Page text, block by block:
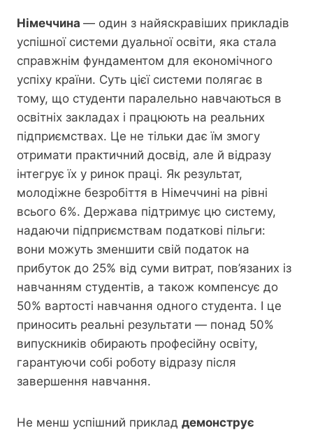
Німеччина — один з найяскравіших прикладів
успішної системи дуальної освіти, яка стала
справжнім фундаментом для економічного
успіху країни. Суть цієї системи полягає в
тому, що студенти паралельно навчаються в
освітніх закладах і працюють на реальних
підприємствах. Це не тільки дає їм змогу
отримати практичний досвід, але й відразу
інтегрує їх у ринок праці. Як результат,
молодіжне безробіття в Німеччині на рівні
всього 6%. Держава підтримує цю систему,
надаючи підприємствам податкові пільги:
вони можуть зменшити свій податок на
прибуток до 25% від суми витрат, пов’язаних із
навчанням студентів, а також компенсує до
50% вартості навчання одного студента. І це
приносить реальні результати — понад 50%
випускників обирають професійну освіту,
гарантуючи собі роботу відразу після
завершення навчання.
Не менш успішний приклад демонструє